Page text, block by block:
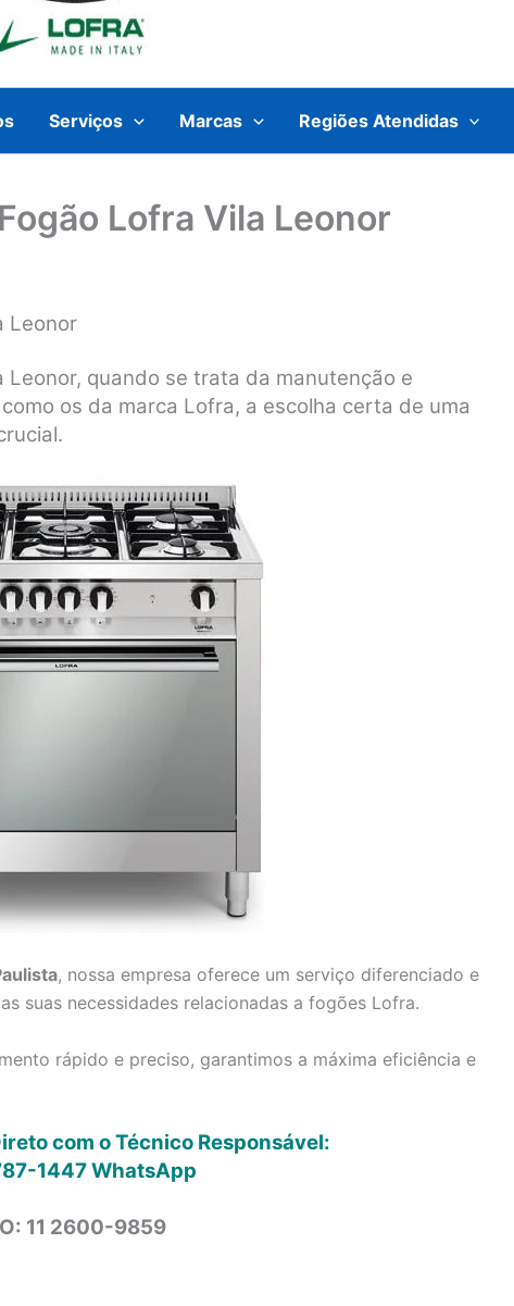
Serviços Marcas Regiões Atendidas
Lofra Vila Leonor
Leonor
Leonor, quando se trata da manutenção e
os da marca Lofra, a escolha certa de uma
, nossa empresa oferece um serviço diferenciado e
suas necessidades relacionadas a fogões Lofra.
rápido e preciso, garantimos a máxima eficiência e
com o Técnico Responsável:
1447WhatsApp
11 2600-9859